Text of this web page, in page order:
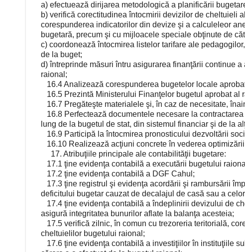
a) efectuează dirijarea metodologică a planificării
b) verifică corectitudinea întocmirii devizilor de cheltuieli
corespunderea indicatorilor din devize şi a calculeleor
bugetară, precum şi cu mijloacele speciale obţinute de
c) coordonează întocmirea listelor tarifare ale
de la buget;
d) întreprinde măsuri întru asigurarea finanţării continue
raional;
16.4 Analizează corespunderea bugetelor locale
16.5 Prezintă Ministerului Finanţelor bugetul aprobat al
16.7 Pregăteşte materialele şi, în caz de necesitate,
16.8 Perfectează documentele necesare la
lung de la bugetul de stat, din sistemul financiar şi de la
16.9 Participă la întocmirea pronosticului dezvoltării
16.10 Realizează acţiuni concrete în vederea
17. Atribuţiile principale ale contabilităţii bugetare:
17.1 ţine evidenţa contabilă a executării bugetului
17.2 ţine evidenţa contabilă a DGF Cahul;
17.3 ţine registrul şi evidenţa acordării şi rambursării
deficitului bugetar cauzat de decalajul de casă sau a
17.4 ţine evidenţa contabilă a îndeplinirii devizului de
asigură integritatea bunurilor aflate la balanţa acesteia;
17.5 verifică zilnic, în comun cu trezoreria teritorială,
cheltuielilor bugetului raional;
17.6 ţine evidenţa contabilă a investiţiilor în instituţiile